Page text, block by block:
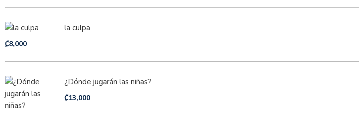
la culpa
₡8,000
¿Dónde jugarán las niñas?
₡13,000